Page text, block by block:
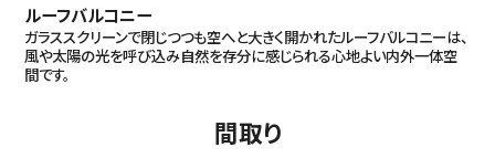
ルーフバルコニー
ガラススクリーンで閉じつつも空へと大きく開かれたルーフバルコニーは、
風や太陽の光を呼び込み自然を存分に感じられる心地よい内外一体空
間です。
間取り